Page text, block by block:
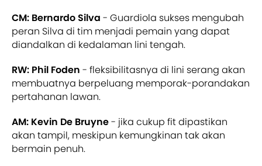
CM: Bernardo Silva - Guardiola sukses mengubah
peran Silva di tim menjadi pemain yang dapat
diandalkan di kedalaman lini tengah.
RW: Phil Foden - fleksibilitasnya di lini serang akan
membuatnya berpeluang memporak-porandakan
pertahanan lawan.
AM: Kevin De Bruyne- jika cukup fit dipastikan
akan tampil, meskipun kemungkinan tak akan
bermain penuh.